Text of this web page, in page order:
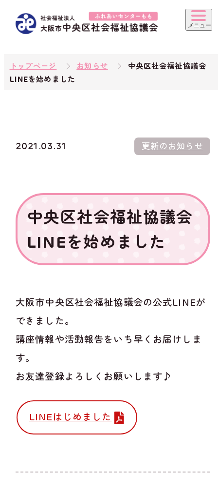
トップページ お知らせ
中央区社会福祉協議会
LINEを始めました
2021.03.31 更新のお知らせ
中央区社会福祉協議会
LINEを始めました
大阪市中央区社会福祉協議会の公式LINEが
できました。
講座情報や活動報告をいち早くお届けしま
す。
お友達登録よろしくお願いします♪
LINEはじめました